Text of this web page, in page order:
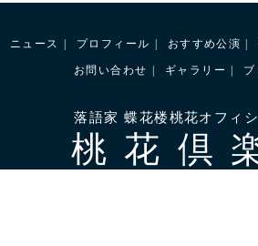
ニュース プロフィール おすすめ公演
お問い合わせ ギャラリー ブ
落語家 蝶花楼桃花オフィ
桃花倶